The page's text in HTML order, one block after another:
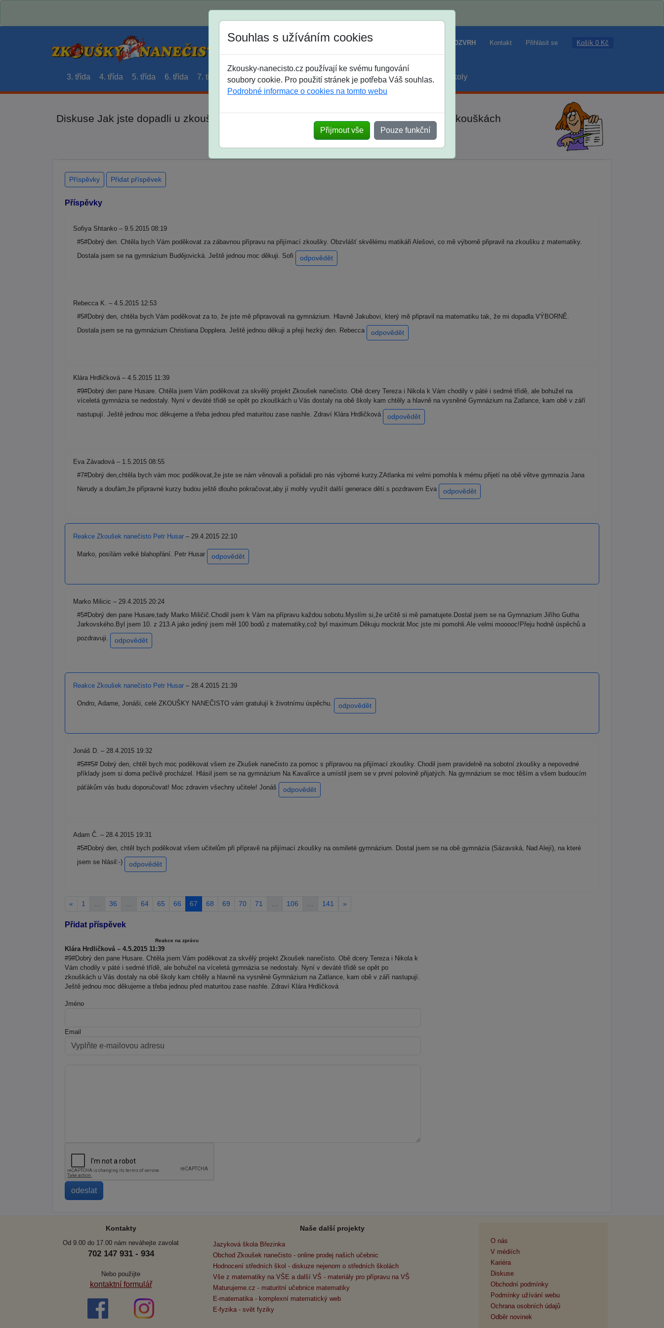
Jak si vybrat ROZVRH Kontakt Přihlásit se Košík 0 Kč
3. třída 4. třída 5. třída 6. třída 7. třída 8. třída 9. třída střední maturanti soutěže prázdniny školy
Diskuse Jak jste dopadli u zkoušek na SŠ? Vaše ohlasy po skutečných přijímacích zkouškách
Souhlas s užíváním cookies
Zkousky-nanecisto.cz používají ke svému fungování
soubory cookie. Pro použití stránek je potřeba Váš souhlas.
Podrobné informace o cookies na tomto webu
Přijmout vše Pouze funkční
Příspěvky Přidat příspěvek
Příspěvky
Sofiya Shtanko – 9.5.2015 08:19
#5#Dobrý den. Chtěla bych Vám poděkovat za zábavnou přípravu na přijímací zkoušky. Obzvlášť skvělému matikáři Alešovi, co mě výborně připravil na zkoušku z matematiky.
Dostala jsem se na gymnázium Budějovická. Ještě jednou moc děkuji. Sofi
odpovědět
Rebecca K. – 4.5.2015 12:53
#5#Dobrý den, chtěla bych Vám poděkovat za to, že jste mě připravovali na gymnázium. Hlavně Jakubovi, který mě připravil na matematiku tak, že mi dopadla VÝBORNĚ.
Dostala jsem se na gymnázium Christiana Dopplera. Ještě jednou děkuji a přeji hezký den. Rebecca
odpovědět
Klára Hrdličková – 4.5.2015 11:39
#9#Dobrý den pane Husare. Chtěla jsem Vám poděkovat za skvělý projekt Zkoušek nanečisto. Obě dcery Tereza i Nikola k Vám chodily v páté i sedmé třídě, ale bohužel na
víceletá gymnázia se nedostaly. Nyní v deváté třídě se opět po zkouškách u Vás dostaly na obě školy kam chtěly a hlavně na vysněné Gymnázium na Zatlance, kam obě v září
nastupují. Ještě jednou moc děkujeme a třeba jednou před maturitou zase nashle. Zdraví Klára Hrdličková
odpovědět
Eva Závadová – 1.5.2015 08:55
#7#Dobrý den,chtěla bych vám moc poděkovat,že jste se nám věnovali a pořádali pro nás výborné kurzy.ZAtlanka mi velmi pomohla k mému přijetí na obě větve gymnazia Jana
Nerudy a doufám,že přípravné kurzy budou ještě dlouho pokračovat,aby jí mohly využít další generace dětí.s pozdravem Eva
odpovědět
Reakce Zkoušek nanečisto Petr Husar – 29.4.2015 22:10
Marko, posílám velké blahopřání. Petr Husar odpovědět
Marko Milicic – 29.4.2015 20:24
#5#Dobrý den pane Husare,tady Marko Miličič.Chodil jsem k Vám na přípravu každou sobotu.Myslím si,že určitě si mě pamatujete.Dostal jsem se na Gymnazium Jiřího Gutha
Jarkovského.Byl jsem 10. z 213.A jako jediný jsem měl 100 bodů z matematiky,což byl maximum.Děkuju mockrát.Moc jste mi pomohli.Ale velmi mooooc!Přeju hodně úspěchů a
pozdravuji.
odpovědět
Reakce Zkoušek nanečisto Petr Husar – 28.4.2015 21:39
Ondro, Adame, Jonáši, celé ZKOUŠKY NANEČISTO vám gratulují k životnímu úspěchu. odpovědět
Jonáš D. – 28.4.2015 19:32
#5##5# Dobrý den, chtěl bych moc poděkovat všem ze Zkušek nanečisto za pomoc s přípravou na přijímací zkoušky. Chodil jsem pravidelně na sobotní zkoušky a nepovedné
příklady jsem si doma pečlivě procházel. Hlásil jsem se na gymnázium Na Kavalírce a umístil jsem se v první polovině přijatých. Na gymnázium se moc těším a všem budoucím
páťákům vás budu doporučovat! Moc zdravim všechny učitele! Jonáš
odpovědět
Adam Č. – 28.4.2015 19:31
#5#Dobrý den, chtěl bych poděkovat všem učitelům při přípravě na přijímací zkoušky na osmileté gymnázium. Dostal jsem se na obě gymnázia (Sázavská, Nad Alejí), na které
jsem se hlásil:-)
odpovědět
« 1 36 64 65 66 67 68 69 70 71 106 141 »
Přidat příspěvek
Reakce na zprávu
Klára Hrdličková – 4.5.2015 11:39
#9#Dobrý den pane Husare. Chtěla jsem Vám poděkovat za skvělý projekt Zkoušek nanečisto. Obě dcery Tereza i Nikola k
Vám chodily v páté i sedmé třídě, ale bohužel na víceletá gymnázia se nedostaly. Nyní v deváté třídě se opět po
zkouškách u Vás dostaly na obě školy kam chtěly a hlavně na vysněné Gymnázium na Zatlance, kam obě v září nastupují.
Ještě jednou moc děkujeme a třeba jednou před maturitou zase nashle. Zdraví Klára Hrdličková
Jméno
Email
Kontakty
Od 9.00 do 17.00 nám neváhejte zavolat
702 147 931 - 934
Nebo použijte
kontaktní formulář
Naše další projekty
Jazyková škola Březinka
Obchod Zkoušek nanečisto - online prodej našich učebnic
Hodnocení středních škol - diskuze nejenom o středních školách
Vše z matematiky na VŠE a další VŠ - materiály pro přípravu na VŠ
Maturujeme.cz - maturitní učebnice matematiky
E-matematika - komplexní matematický web
E-fyzika - svět fyziky
O nás
V médiích
Kariéra
Diskuse
Obchodní podmínky
Podmínky užívání webu
Ochrana osobních údajů
Odběr novinek